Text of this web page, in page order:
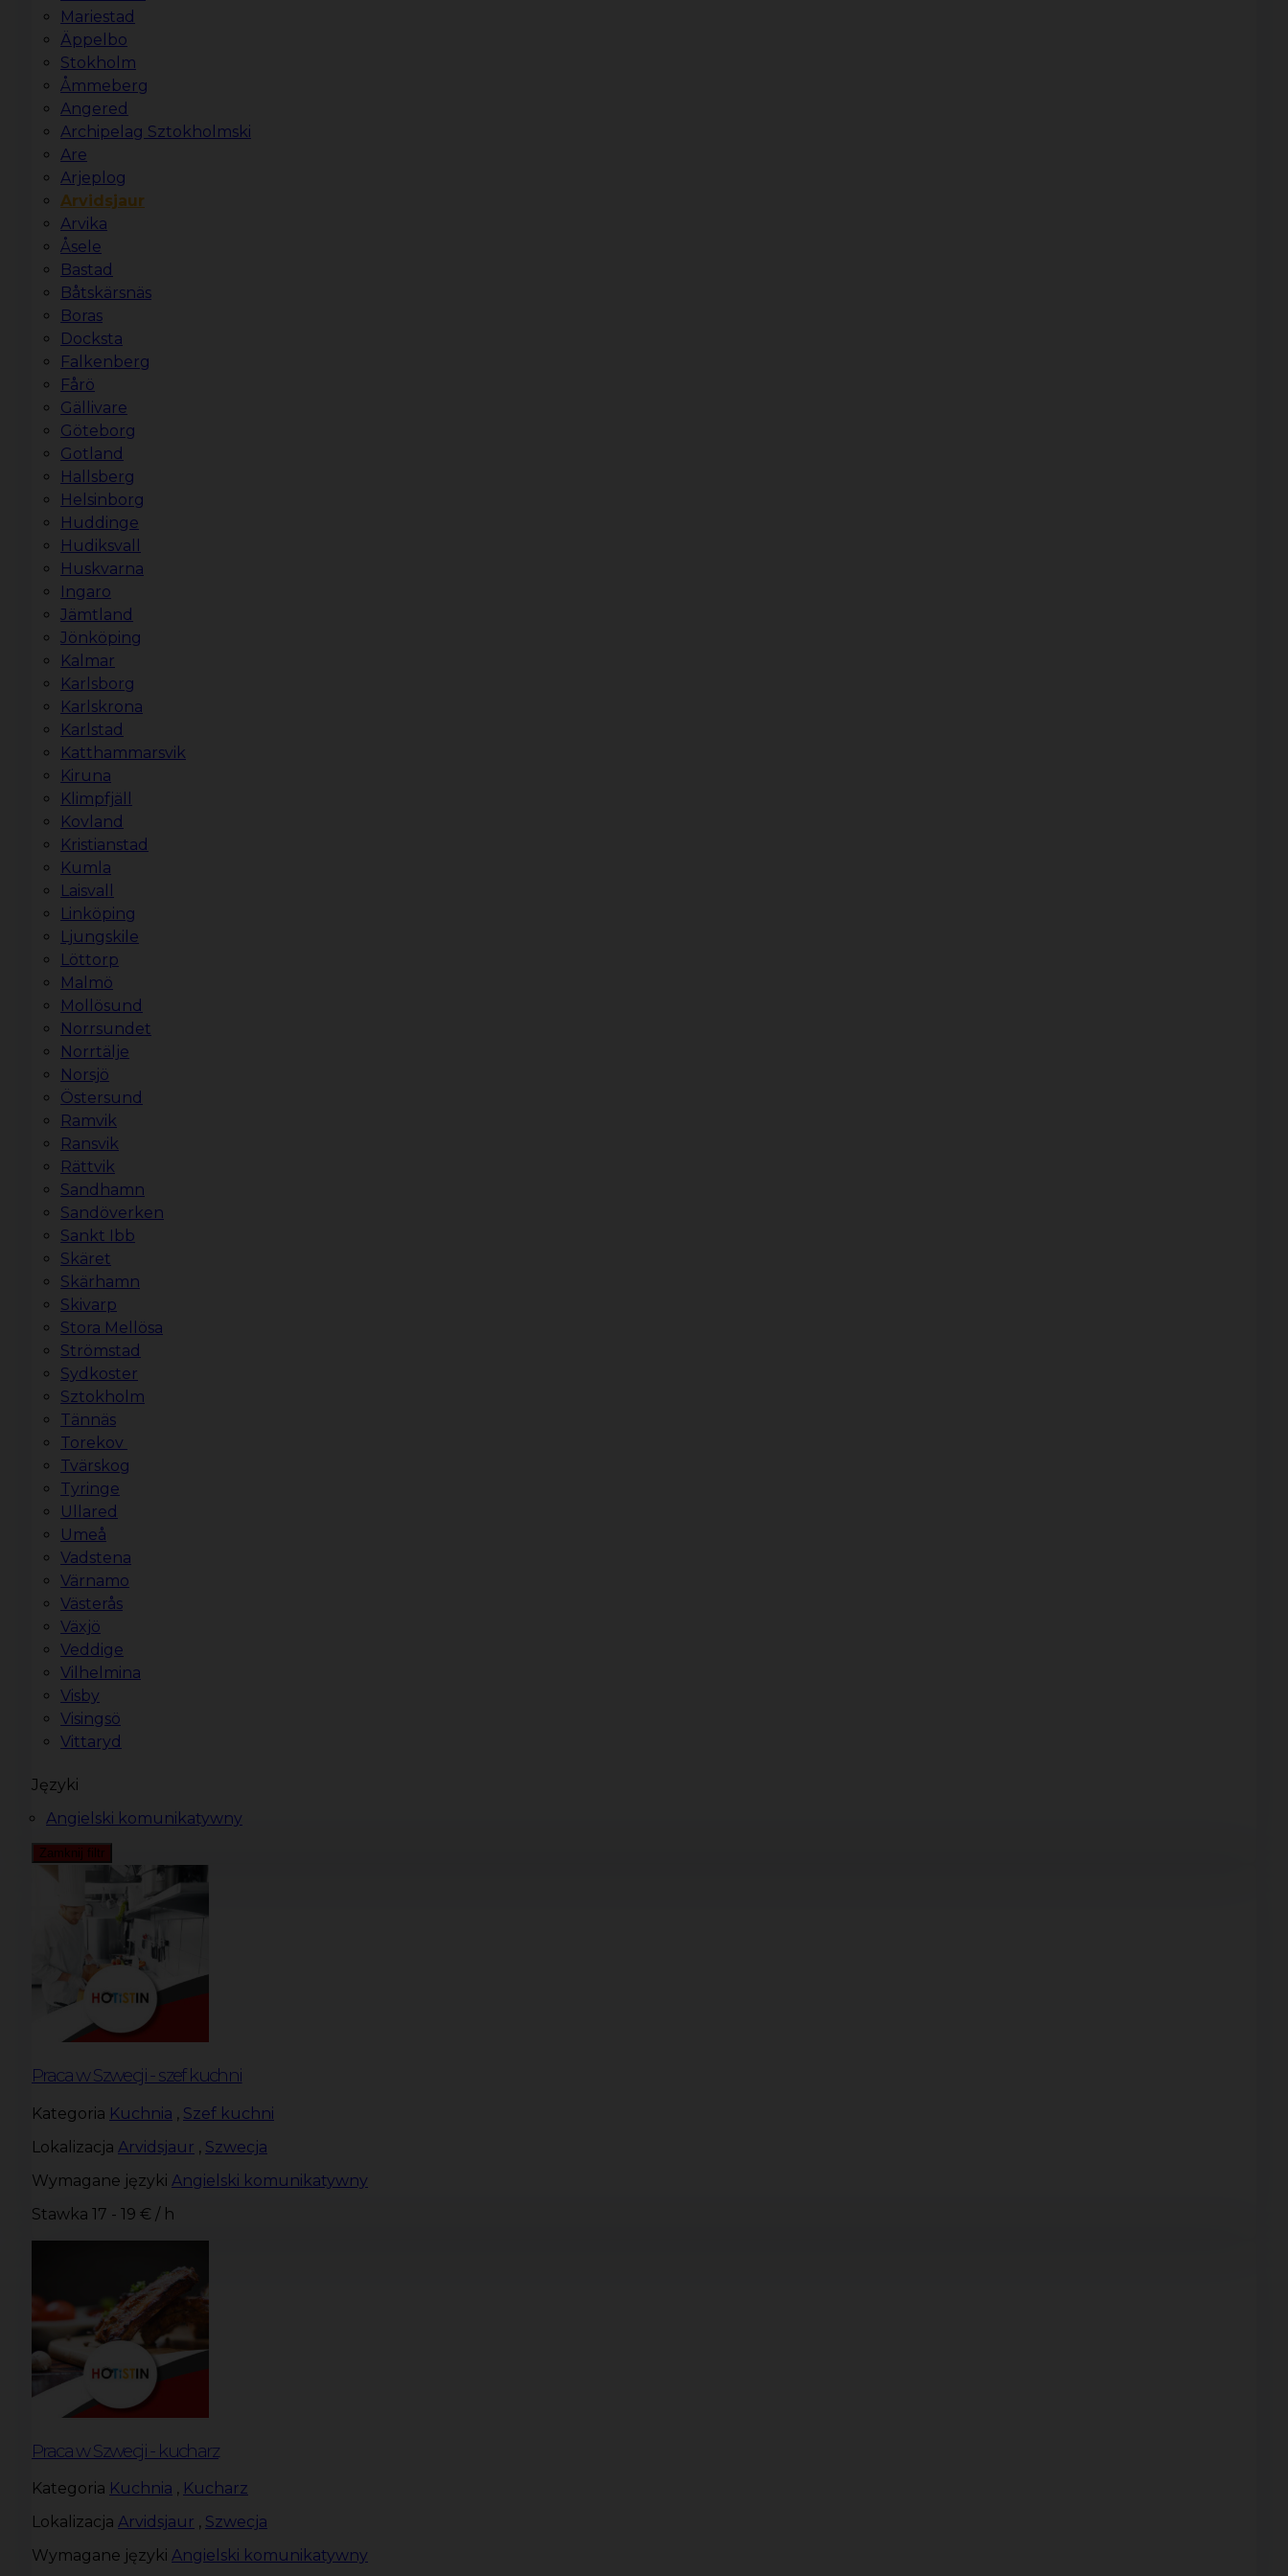
Mariestad
Äppelbo
Stokholm
Åmmeberg
Angered
Archipelag Sztokholmski
Are
Arjeplog
Arvidsjaur
Arvika
Åsele
Bastad
Båtskärsnäs
Boras
Docksta
Falkenberg
Fårö
Gällivare
Göteborg
Gotland
Hallsberg
Helsinborg
Huddinge
Hudiksvall
Huskvarna
Ingaro
Jämtland
Jönköping
Kalmar
Karlsborg
Karlskrona
Karlstad
Katthammarsvik
Kiruna
Klimpfjäll
Kovland
Kristianstad
Kumla
Laisvall
Linköping
Ljungskile
Löttorp
Malmö
Mollösund
Norrsundet
Norrtälje
Norsjö
Östersund
Ramvik
Ransvik
Rättvik
Sandhamn
Sandöverken
Sankt Ibb
Skäret
Skärhamn
Skivarp
Stora Mellösa
Strömstad
Sydkoster
Sztokholm
Tännäs
Torekov
Tvärskog
Tyringe
Ullared
Umeå
Vadstena
Värnamo
Västerås
Växjö
Veddige
Vilhelmina
Visby
Visingsö
Vittaryd
Języki
Angielski komunikatywny
Zamknij filtr
Praca w Szwecji - szef kuchni
Kategoria Kuchnia , Szef kuchni
Lokalizacja Arvidsjaur , Szwecja
Wymagane języki Angielski komunikatywny
Stawka 17 - 19 € / h
Praca w Szwecji - kucharz
Kategoria Kuchnia , Kucharz
Lokalizacja Arvidsjaur , Szwecja
Wymagane języki Angielski komunikatywny